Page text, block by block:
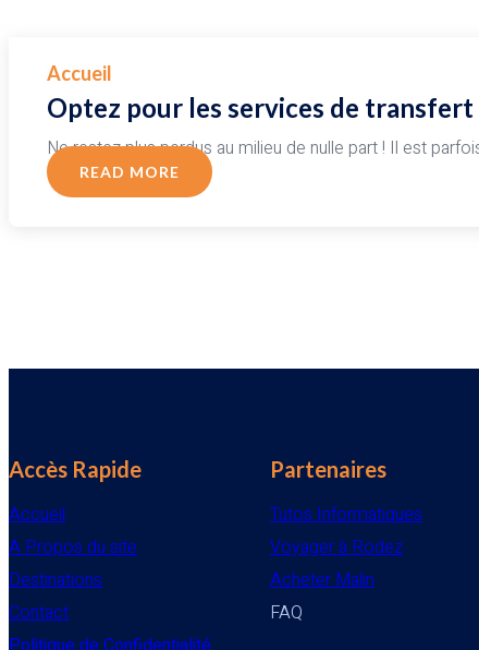
Accueil
Optez pour les services de transfert
Ne restez plus perdus au milieu de nulle part ! Il est
READ MORE ABOUT
OPTEZ
POUR
Accès Rapide
Accueil
A Propos du site
Destinations
Contact
Partenaires
Tutos Informatiques
Voyager à Rodez
Acheter Malin
FAQ